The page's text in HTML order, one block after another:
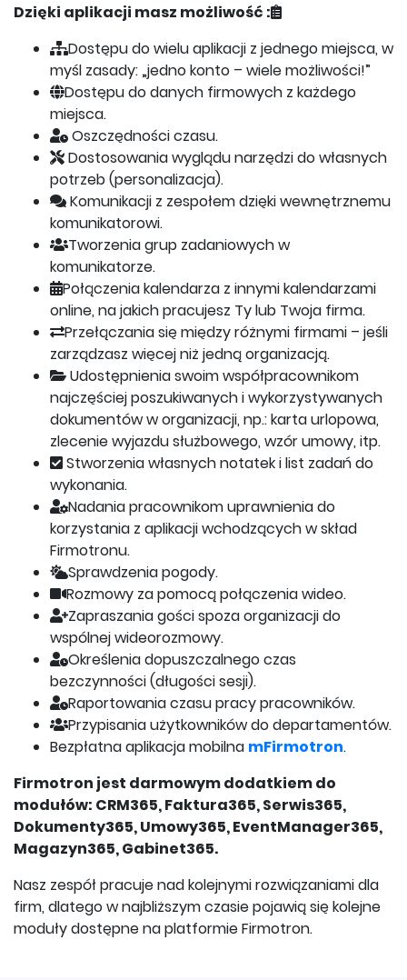
Dzięki aplikacji masz możliwość :
Dostępu do wielu aplikacji z jednego miejsca, w
myśl zasady: „jedno konto – wiele możliwości!”
Dostępu do danych firmowych z każdego
miejsca.
Oszczędności czasu.
Dostosowania wyglądu narzędzi do własnych
potrzeb (personalizacja).
Komunikacji z zespołem dzięki wewnętrznemu
komunikatorowi.
Tworzenia grup zadaniowych w
komunikatorze.
Połączenia kalendarza z innymi kalendarzami
online, na jakich pracujesz Ty lub Twoja firma.
Przełączania się między różnymi firmami – jeśli
zarządzasz więcej niż jedną organizacją.
Udostępnienia swoim współpracownikom
najczęściej poszukiwanych i wykorzystywanych
dokumentów w organizacji, np.: karta urlopowa,
zlecenie wyjazdu służbowego, wzór umowy, itp.
Stworzenia własnych notatek i list zadań do
wykonania.
Nadania pracownikom uprawnienia do
korzystania z aplikacji wchodzących w skład
Firmotronu.
Sprawdzenia pogody.
Rozmowy za pomocą połączenia wideo.
Zapraszania gości spoza organizacji do
wspólnej wideorozmowy.
Określenia dopuszczalnego czas
bezczynności (długości sesji).
Raportowania czasu pracy pracowników.
Przypisania użytkowników do departamentów.
Bezpłatna aplikacja mobilna mFirmotron.
Firmotron jest darmowym dodatkiem do
modułów: CRM365, Faktura365, Serwis365,
Dokumenty365, Umowy365, EventManager365,
Magazyn365, Gabinet365.
Nasz zespół pracuje nad kolejnymi rozwiązaniami dla
firm, dlatego w najbliższym czasie pojawią się kolejne
moduły dostępne na platformie Firmotron.